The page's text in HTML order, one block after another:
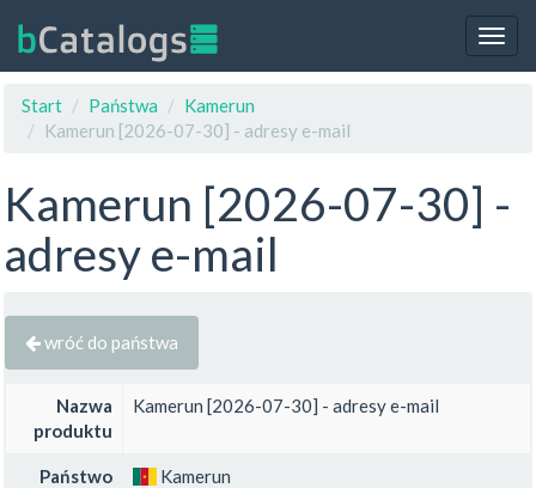
Start
Państwa
Kamerun
Kamerun [2026-07-30] - adresy e-mail
Kamerun [2026-07-30] -
adresy e-mail
wróć do państwa
Nazwa
produktu
Kamerun [2026-07-30] - adresy e-mail
Państwo Kamerun